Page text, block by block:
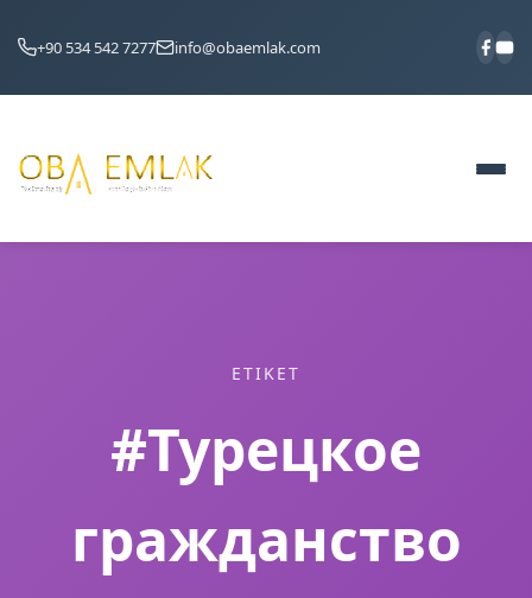
+90 534 542 7277 info@obaemlak.com
ETIKET
#Турецкое
гражданство